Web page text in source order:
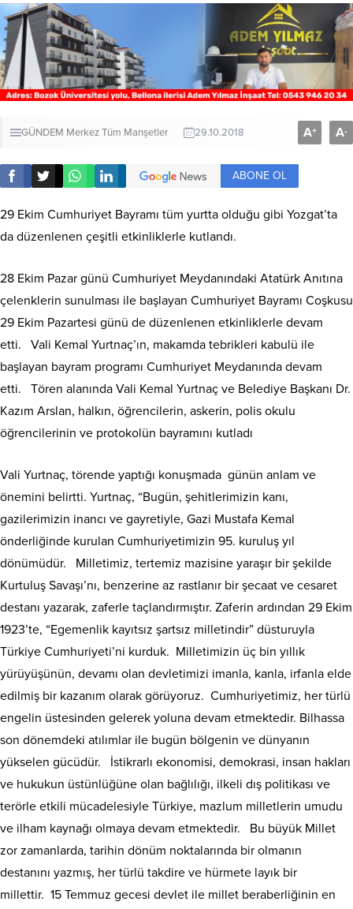
GÜNDEM MerkezTüm Manşetler 29.10.2018 A+ A-
ABONE OL
29 Ekim Cumhuriyet Bayramı tüm yurtta olduğu gibi Yozgat’ta
da düzenlenen çeşitli etkinliklerle kutlandı.
28 Ekim Pazar günü Cumhuriyet Meydanındaki Atatürk Anıtına
çelenklerin sunulması ile başlayan Cumhuriyet Bayramı Coşkusu
29 Ekim Pazartesi günü de düzenlenen etkinliklerle devam
etti. Vali Kemal Yurtnaç’ın, makamda tebrikleri kabulü ile
başlayan bayram programı Cumhuriyet Meydanında devam
etti. Tören alanında Vali Kemal Yurtnaç ve Belediye Başkanı Dr.
Kazım Arslan, halkın, öğrencilerin, askerin, polis okulu
öğrencilerinin ve protokolün bayramını kutladı
Vali Yurtnaç, törende yaptığı konuşmada günün anlam ve
önemini belirtti. Yurtnaç, “Bugün, şehitlerimizin kanı,
gazilerimizin inancı ve gayretiyle, Gazi Mustafa Kemal
önderliğinde kurulan Cumhuriyetimizin 95. kuruluş yıl
dönümüdür. Milletimiz, tertemiz mazisine yaraşır bir şekilde
Kurtuluş Savaşı’nı, benzerine az rastlanır bir şecaat ve cesaret
destanı yazarak, zaferle taçlandırmıştır. Zaferin ardından 29 Ekim
1923’te, “Egemenlik kayıtsız şartsız milletindir” düsturuyla
Türkiye Cumhuriyeti’ni kurduk. Milletimizin üç bin yıllık
yürüyüşünün, devamı olan devletimizi imanla, kanla, irfanla elde
edilmiş bir kazanım olarak görüyoruz. Cumhuriyetimiz, her türlü
engelin üstesinden gelerek yoluna devam etmektedir. Bilhassa
son dönemdeki atılımlar ile bugün bölgenin ve dünyanın
yükselen gücüdür. İstikrarlı ekonomisi, demokrasi, insan hakları
ve hukukun üstünlüğüne olan bağlılığı, ilkeli dış politikası ve
terörle etkili mücadelesiyle Türkiye, mazlum milletlerin umudu
ve ilham kaynağı olmaya devam etmektedir. Bu büyük Millet
zor zamanlarda, tarihin dönüm noktalarında bir olmanın
destanını yazmış, her türlü takdire ve hürmete layık bir
millettir. 15 Temmuz gecesi devlet ile millet beraberliğinin en